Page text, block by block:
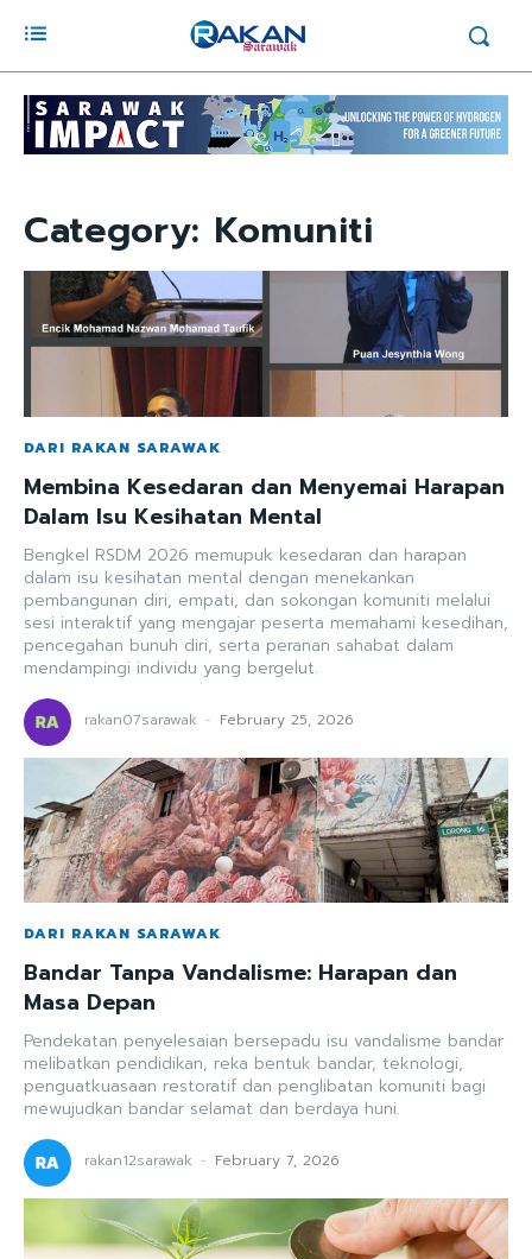
Category: Komuniti
DARI RAKAN SARAWAK
Membina Kesedaran dan Menyemai Harapan
Dalam Isu Kesihatan Mental
Bengkel RSDM 2026 memupuk kesedaran dan harapan
dalam isu kesihatan mental dengan menekankan
pembangunan diri, empati, dan sokongan komuniti melalui
sesi interaktif yang mengajar peserta memahami kesedihan,
pencegahan bunuh diri, serta peranan sahabat dalam
mendampingi individu yang bergelut.
rakan07sarawak - February 25, 2026
DARI RAKAN SARAWAK
Bandar Tanpa Vandalisme: Harapan dan
Masa Depan
Pendekatan penyelesaian bersepadu isu vandalisme bandar
melibatkan pendidikan, reka bentuk bandar, teknologi,
penguatkuasaan restoratif dan penglibatan komuniti bagi
mewujudkan bandar selamat dan berdaya huni.
rakan12sarawak - February 7, 2026